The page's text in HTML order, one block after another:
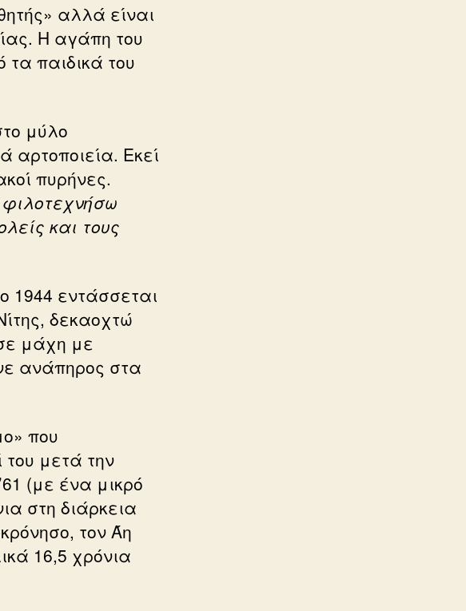
αλλά είναι
Η αγάπη του
παιδικά του
μύλο
αρτοποιεία. Εκεί
πυρήνες.
και τους
1944 εντάσσεται
δεκαοχτώ
μάχη με
ανάπηρος στα
που
του μετά την
(με ένα μικρό
στη διάρκεια
τον Άη
16,5 χρόνια